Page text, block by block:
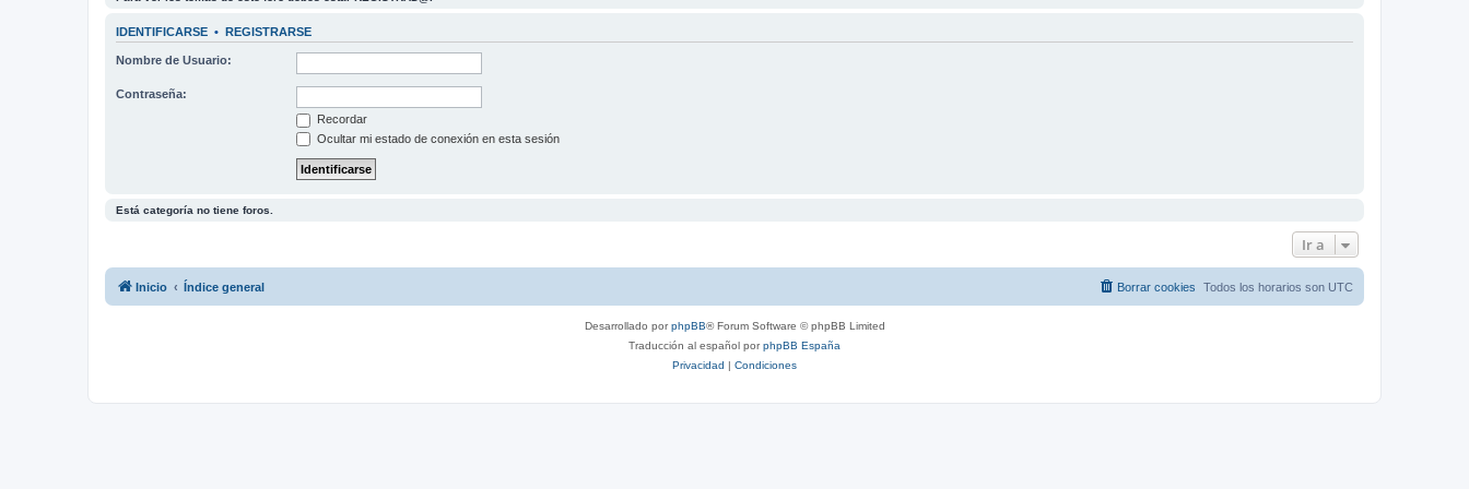
IDENTIFICARSE • REGISTRARSE
Nombre de Usuario:
Contraseña:
Recordar
Ocultar mi estado de conexión en esta sesión
Está categoría no tiene foros.
Ir a
Inicio Índice general Todos los horarios son UTC
Borrar cookies
Desarrollado porphpBB® Forum Software © phpBB Limited
Traducción al español porphpBB España
Privacidad | Condiciones